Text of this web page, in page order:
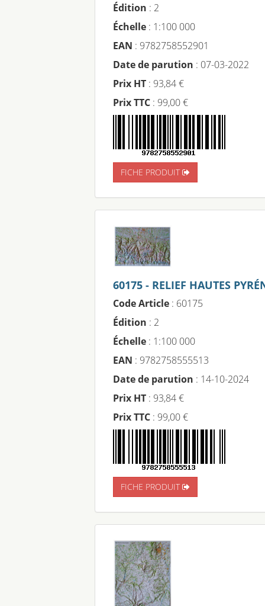
Édition : 2
Échelle : 1:100 000
EAN : 9782758552901
Date de parution : 07-03-2022
Prix HT : 93,84 €
Prix TTC : 99,00 €
FICHE PRODUIT
60175 - RELIEF HAUTES
Code Article : 60175
Édition : 2
Échelle : 1:100 000
EAN : 9782758555513
Date de parution : 14-10-2024
Prix HT : 93,84 €
Prix TTC : 99,00 €
FICHE PRODUIT